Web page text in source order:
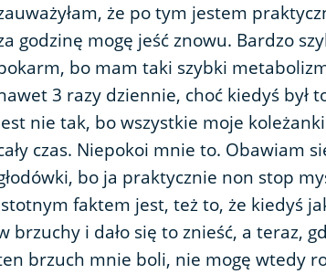
że po tym jestem
godzinę mogę jeść znowu. Bardzo
bo mam taki szybki
3 razy dziennie, choć kiedyś był
nie tak, bo wszystkie moje
czas. Niepokoi mnie to. Obawiam
bo ja praktycznie non stop
faktem jest, też to, że kiedyś
brzuchy i dało się to znieść, a teraz,
brzuch mnie boli, nie mogę wtedy